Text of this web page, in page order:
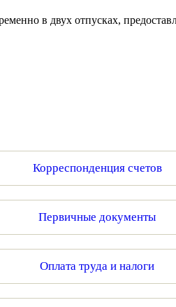
в двух отпусках,
Корреспонденция счетов
Первичные документы
Оплата труда и налоги